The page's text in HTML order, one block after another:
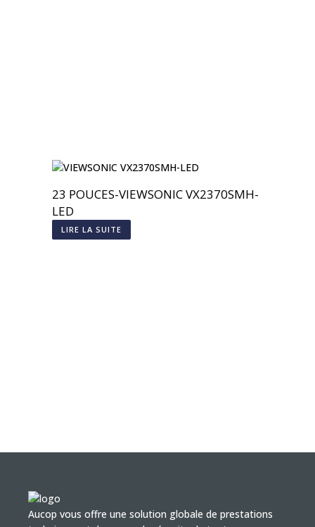
23 POUCES-VIEWSONIC VX2370SMH-
LED
LIRE LA SUITE
Aucop vous offre une solution globale de prestations